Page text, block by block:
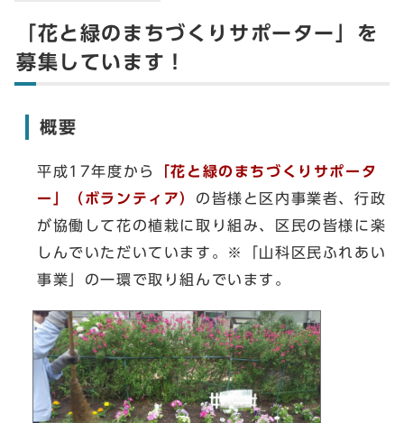
「花と緑のまちづくりサポーター」を
募集しています！
概要
平成17年度から
「花と緑のまちづくりサポータ
ー」（ボランティア） の皆様と区内事業者、行政
が協働して花の植栽に取り組み、区民の皆様に楽
しんでいただいています。※「山科区民ふれあい
事業」の一環で取り組んでいます。